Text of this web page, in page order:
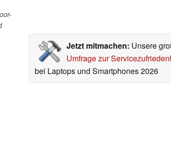
Jetzt mitmachen: Unsere
Umfrage zur
bei Laptops und Smartphones 2026